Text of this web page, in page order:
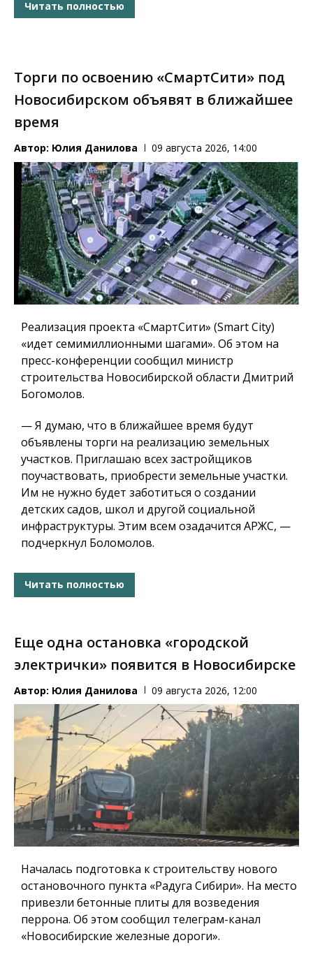
Читать полностью
Торги по освоению «СмартСити» под
Новосибирском объявят в ближайшее
время
Автор: Юлия Данилова 09 августа 2026, 14:00
Реализация проекта «СмартСити» (Smart City)
«идет семимиллионными шагами». Об этом на
пресс-конференции сообщил министр
строительства Новосибирской области Дмитрий
Богомолов.
— Я думаю, что в ближайшее время будут
объявлены торги на реализацию земельных
участков. Приглашаю всех застройщиков
поучаствовать, приобрести земельные участки.
Им не нужно будет заботиться о создании
детских садов, школ и другой социальной
инфраструктуры. Этим всем озадачится АРЖС, —
подчеркнул Боломолов.
Читать полностью
Еще одна остановка «городской
электрички» появится в Новосибирске
Автор: Юлия Данилова 09 августа 2026, 12:00
Началась подготовка к строительству нового
остановочного пункта «Радуга Сибири». На место
привезли бетонные плиты для возведения
перрона. Об этом сообщил телеграм-канал
«Новосибирские железные дороги».